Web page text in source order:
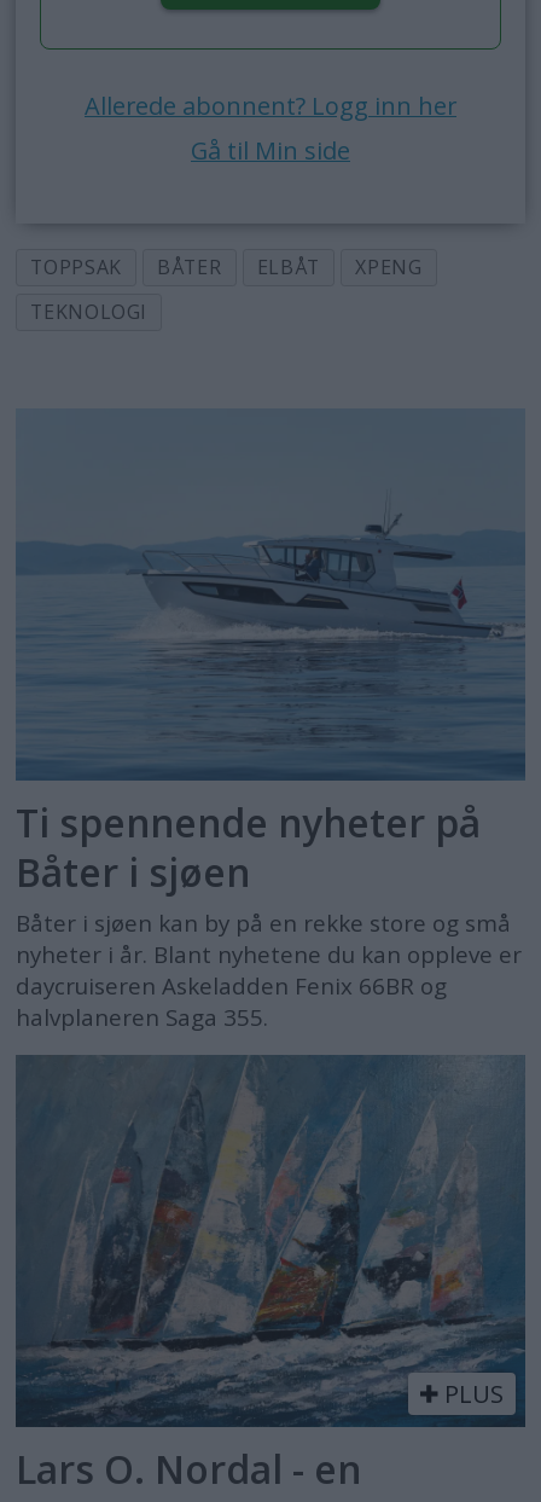
Allerede abonnent? Logg inn her
Gå til Min side
TOPPSAK BÅTER ELBÅT
XPENG
TEKNOLOGI
Ti spennende nyheter på
Båter i sjøen
Båter i sjøen kan by på en rekke store og små
nyheter i år. Blant nyhetene du kan oppleve er
daycruiseren Askeladden Fenix 66BR og
halvplaneren Saga 355.
PLUS
Lars O. Nordal - en